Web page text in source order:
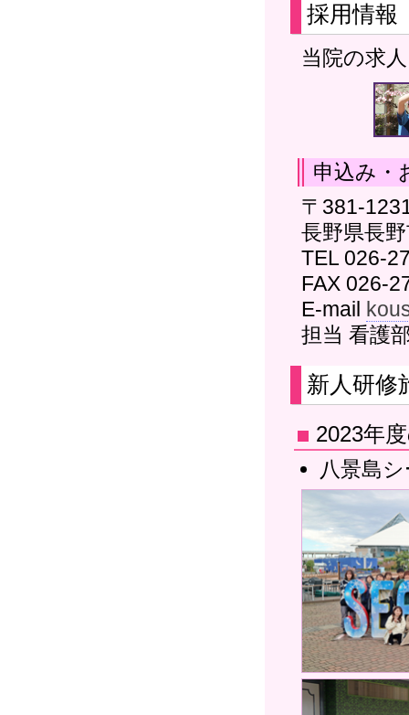
採用情報
当院の求
申込み・
〒381-
長野県長
TEL 026-
FAX 026-
E-mail
担当 看護
新人研修
2023年
八景島